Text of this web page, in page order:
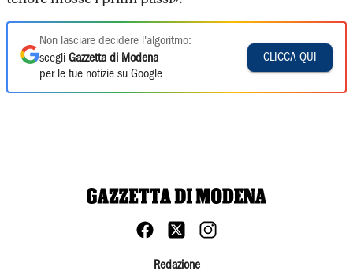
Non lasciare decidere l'algoritmo:
scegli Gazzetta di Modena
per le tue notizie su Google
CLICCA QUI
Redazione